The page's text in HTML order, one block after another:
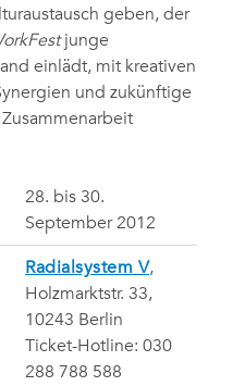
geben, der
junge
einlädt, mit kreativen
und zukünftige
28. bis 30.
September 2012
Radialsystem V,
Holzmarktstr. 33,
10243 Berlin
Ticket-Hotline: 030
288 788 588